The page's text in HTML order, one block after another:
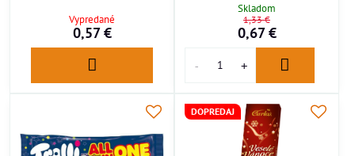
Vypredané
0,57 €
Skladom
0,67 €
1,33 €
DOPREDAJ